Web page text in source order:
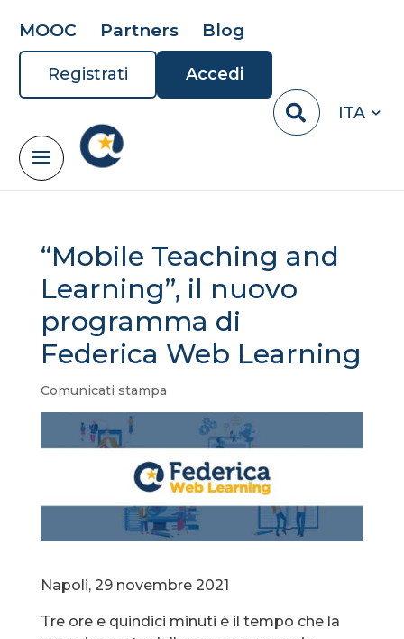
MOOC Partners Blog
Registrati
Accedi
ITA
“Mobile Teaching and
Learning”, il nuovo
programma di
Federica Web Learning
Comunicati stampa
Napoli, 29 novembre 2021
Tre ore e quindici minuti è il tempo che la